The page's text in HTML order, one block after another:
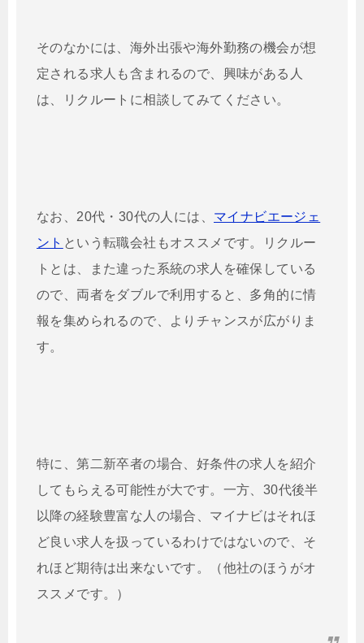
そのなかには、海外出張や海外勤務の機会が想
定される求人も含まれるので、興味がある人
は、リクルートに相談してみてください。
なお、20代・30代の人には、 マイナビエージェ
ント という転職会社もオススメです。リクルー
トとは、また違った系統の求人を確保している
ので、両者をダブルで利用すると、多角的に情
報を集められるので、よりチャンスが広がりま
す。
特に、第二新卒者の場合、好条件の求人を紹介
してもらえる可能性が大です。一方、30代後半
以降の経験豊富な人の場合、マイナビはそれほ
ど良い求人を扱っているわけではないので、そ
れほど期待は出来ないです。（他社のほうがオ
ススメです。）